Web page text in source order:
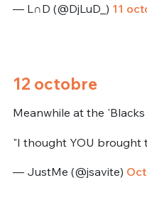
— L∩D (@DjLuD_) 11
12 octobre
Meanwhile at the
"I thought YOU brought
— JustMe (@jsavite)